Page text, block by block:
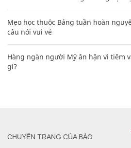
Mẹo học thuộc Bảng tuần hoàn
câu nói vui vẻ
Hàng ngàn người Mỹ ân hận vì tiêm
gì?
CHUYÊN TRANG CỦA BÁO